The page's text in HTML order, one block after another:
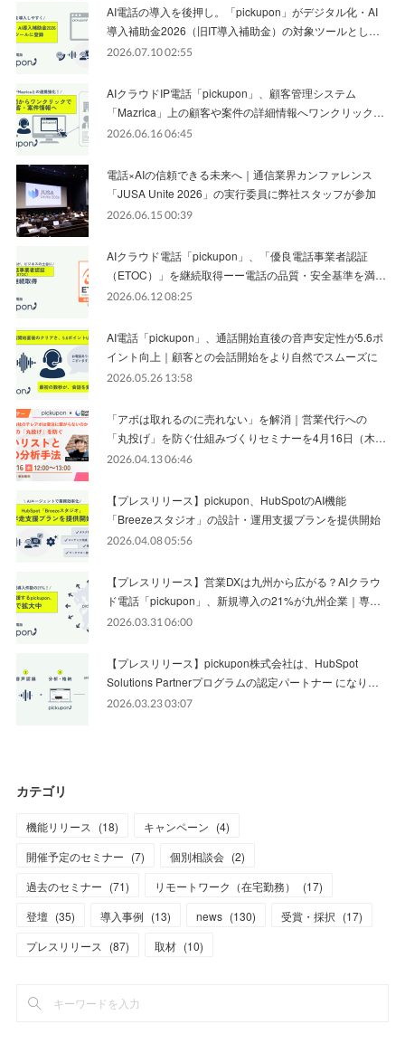
AI電話の導入を後押し。「pickupon」がデジタル化・AI
導入補助金2026（旧IT導入補助金）の対象ツールとし…
2026.07.10 02:55
AIクラウドIP電話「pickupon」、顧客管理システム
「Mazrica」上の顧客や案件の詳細情報へワンクリック…
2026.06.16 06:45
電話×AIの信頼できる未来へ｜通信業界カンファレンス
「JUSA Unite 2026」の実行委員に弊社スタッフが参加
2026.06.15 00:39
AIクラウド電話「pickupon」、「優良電話事業者認証
（ETOC）」を継続取得ーー電話の品質・安全基準を満…
2026.06.12 08:25
AI電話「pickupon」、通話開始直後の音声安定性が5.6ポ
イント向上｜顧客との会話開始をより自然でスムーズに
2026.05.26 13:58
「アポは取れるのに売れない」を解消｜営業代行への
「丸投げ」を防ぐ仕組みづくりセミナーを4月16日（木…
2026.04.13 06:46
【プレスリリース】pickupon、HubSpotのAI機能
「Breezeスタジオ」の設計・運用支援プランを提供開始
2026.04.08 05:56
【プレスリリース】営業DXは九州から広がる？AIクラウ
ド電話「pickupon」、新規導入の21%が九州企業｜専…
2026.03.31 06:00
【プレスリリース】pickupon株式会社は、HubSpot
Solutions Partnerプログラムの認定パートナー になり…
2026.03.23 03:07
カテゴリ
機能リリース (18) キャンペーン (4)
開催予定のセミナー (7) 個別相談会 (2)
過去のセミナー (71) リモートワーク（在宅勤務） (17)
登壇 (35) 導入事例 (13) news (130) 受賞・採択 (17)
プレスリリース
(87) 取材 (10)